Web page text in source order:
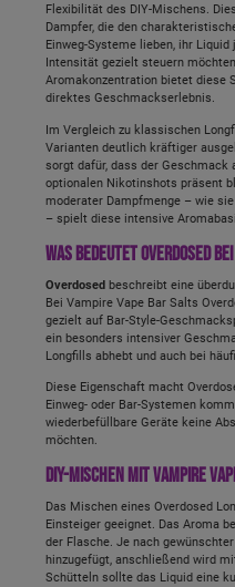
Flexibilität des DIY-Mischens.
Dampfer, die den
Einweg-Systeme lieben, ihr
Intensität gezielt steuern
Aromakonzentration bietet diese
direktes Geschmackserlebnis.
Im Vergleich zu klassischen
Varianten deutlich kräftiger
sorgt dafür, dass der
optionalen Nikotinshots präsent
moderater Dampfmenge – wie
– spielt diese intensive
Was bedeutet Overdosed
Overdosed beschreibt eine
Bei Vampire Vape Bar Salts
gezielt auf Bar-Style-
ein besonders intensiver
Longfills abhebt und auch bei
Diese Eigenschaft macht
Einweg- oder Bar-Systemen
wiederbefüllbare Geräte keine
möchten.
DIY-Mischen mit Vampire
Das Mischen eines Overdosed
Einsteiger geeignet. Das Aroma
der Flasche. Je nach
hinzugefügt, anschließend wird
Schütteln sollte das Liquid eine